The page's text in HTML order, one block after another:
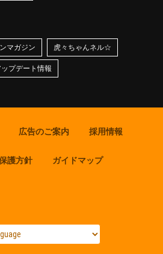
マガジン 虎々ちゃんネル☆
プデート情報
広告のご案内 採用情報
護方針 ガイドマップ